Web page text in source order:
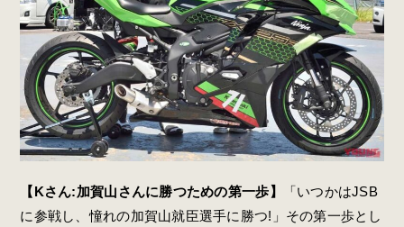
【Kさん:加賀山さんに勝つための第一歩】
「いつかはJSB
に参戦し、憧れの加賀山就臣選手に勝つ!」その第一歩とし